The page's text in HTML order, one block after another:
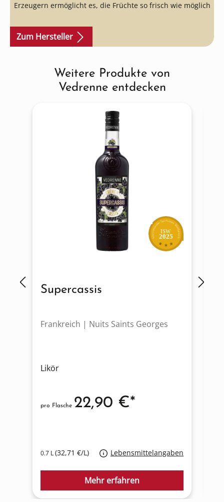
Erzeugern ermöglicht es, die Früchte so frisch wie möglich
anschließend absolut oxidationsfrei zu Likören zu
verarbeiten. Jeder Védrenne-Likör enthält 500 Gramm
oder Weintrester destillierte Schnäpse) und Kristallzucker,
aber keinerlei Zusatzstoffe - auch keine gesetzlich
ihre ausgesprochen hochwertigen Qualitäten Crèmes de
Cassis.
Zum Hersteller
Produktgalerie überspringen
Weitere Produkte von
Vedrenne entdecken
2025
ISW
Supercassis
Frankreich | Nuits Saints Georges
Likör
0.7 L(32,71 €/L) Lebensmittelangaben
pro Flasche 22,90 €*
Mehr erfahren